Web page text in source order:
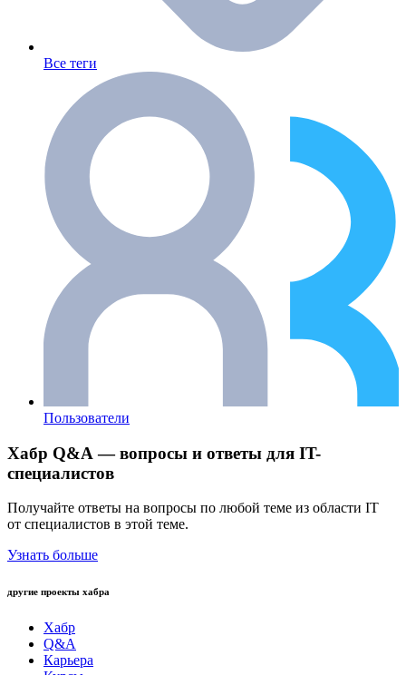
Все теги
Пользователи
Хабр Q&A — вопросы и ответы для IT-
специалистов
Получайте ответы на вопросы по любой теме из области IT
от специалистов в этой теме.
Узнать больше
другие проекты хабра
Хабр
Q&A
Карьера